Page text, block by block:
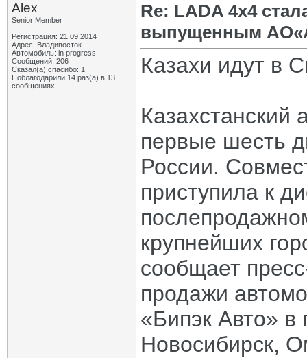
Alex
Senior Member
Регистрация: 21.09.2014
Адрес: Владивосток
Автомобиль: in progress
Сообщений: 206
Сказал(а) спасибо: 1
Поблагодарили 14 раз(а) в 13
сообщениях
Re: LADA 4x4
выпущенным
Казахи идут в
Казахстанский
первые шесть
России.
приступила к
крупнейших
сообщает
продажи
«Бипэк Авто» в
Новосибирск,